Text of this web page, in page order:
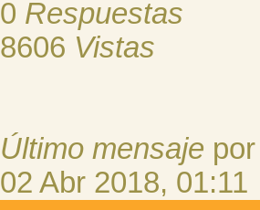
0 Respuestas
8606 Vistas
Último mensaje
02 Abr 2018, 01:11